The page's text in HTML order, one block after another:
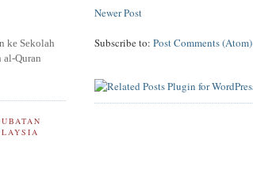
Newer Post
Subscribe to:Post Comments (Atom)
ke Sekolah
al-Quran